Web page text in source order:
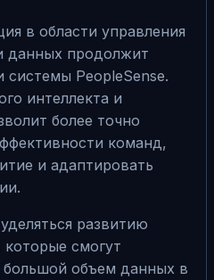
в области управления
данных продолжит
PeopleSense.
интеллекта и
более точно
команд,
и адаптировать
развитию
смогут
большой объем данных в